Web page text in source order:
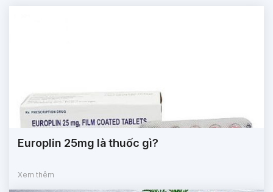
Europlin 25mg là thuốc gì?
Xem thêm